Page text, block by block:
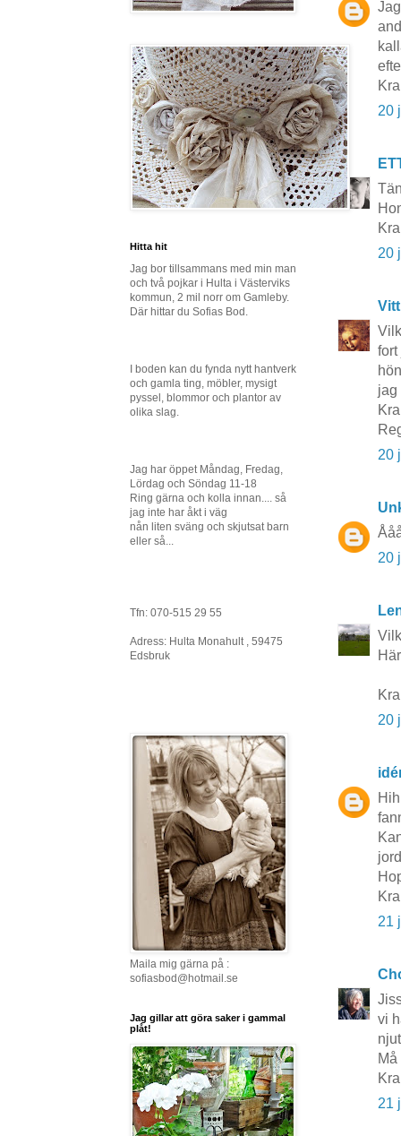
20
20
fort
jag
20
20
20
21
vi
21
Hitta hit
Jag bor tillsammans med min man
och två pojkar i Hulta i Västerviks
kommun, 2 mil norr om Gamleby.
Där hittar du Sofias Bod.
I boden kan du fynda nytt hantverk
och gamla ting, möbler, mysigt
pyssel, blommor och plantor av
olika slag.
Jag har öppet Måndag, Fredag,
Lördag och Söndag 11-18
Ring gärna och kolla innan.... så
jag inte har åkt i väg
nån liten sväng och skjutsat barn
eller så...
Tfn: 070-515 29 55
Adress: Hulta Monahult , 59475
Edsbruk
Maila mig gärna på :
sofiasbod@hotmail.se
Jag gillar att göra saker i gammal
plåt!